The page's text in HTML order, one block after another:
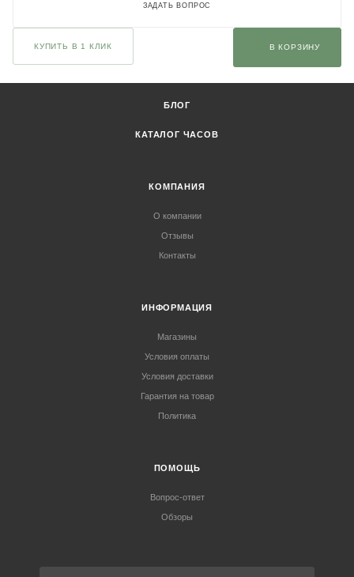
ЗАДАТЬ ВОПРОС
КУПИТЬ В 1 КЛИК В КОРЗИНУ
БЛОГ
КАТАЛОГ ЧАСОВ
КОМПАНИЯ
О компании
Отзывы
Контакты
ИНФОРМАЦИЯ
Магазины
Условия оплаты
Условия доставки
Гарантия на товар
Политика
ПОМОЩЬ
Вопрос-ответ
Обзоры